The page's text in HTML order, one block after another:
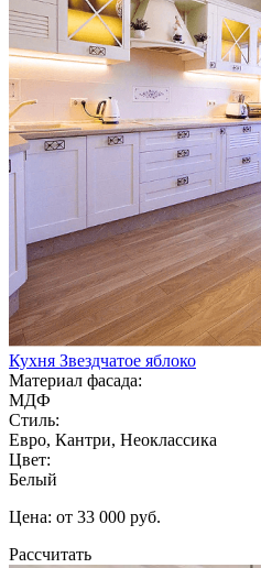
Кухня Звездчатое яблоко
Материал фасада:
МДФ
Стиль:
Евро, Кантри, Неоклассика
Цвет:
Белый
Цена: от 33 000 руб.
Рассчитать